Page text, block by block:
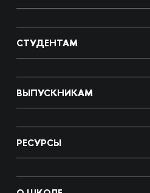
СТУДЕНТАМ
ВЫПУСКНИКАМ
РЕСУРСЫ